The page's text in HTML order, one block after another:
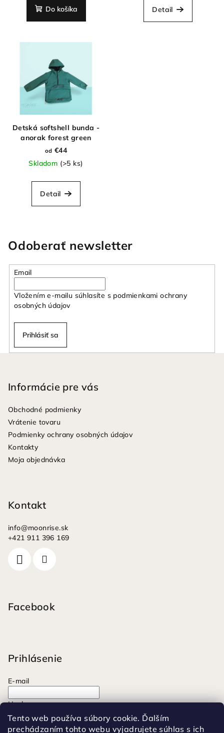
Tento web používa súbory cookie. Ďalším
prechádzaním tohto webu vyjadrujete súhlas s ich
Do košíka Detail
Detská softshell bunda -
anorak forest green
od €44
Skladom (>5 ks)
Detail
Odoberať newsletter
Email
Vložením e-mailu súhlasíte s podmienkami ochrany
osobných údajov
Prihlásiť sa
Informácie pre vás
Obchodné podmienky
Vrátenie tovaru
Podmienky ochrany osobných údajov
Kontakty
Moja objednávka
Kontakt
info@moonrise.sk
+421 911 396 169
Facebook
Prihlásenie
E-mail
Heslo